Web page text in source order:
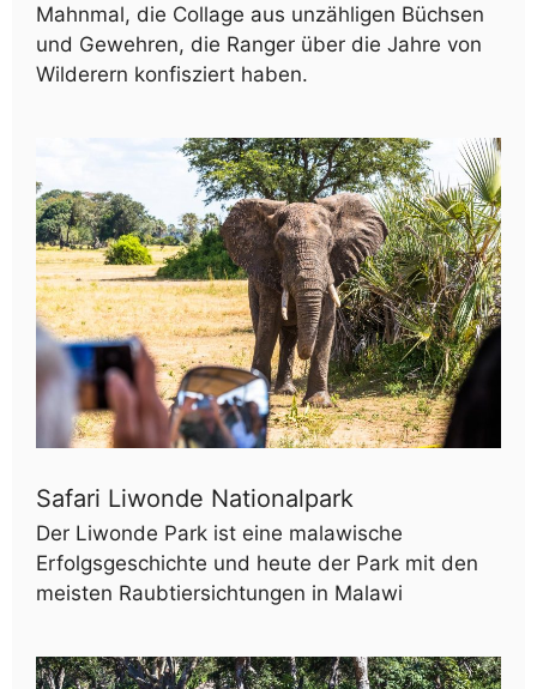
Mahnmal, die Collage aus unzähligen Büchsen
und Gewehren, die Ranger über die Jahre von
Wilderern konfisziert haben.
Safari Liwonde Nationalpark
Der Liwonde Park ist eine malawische
Erfolgsgeschichte und heute der Park mit den
meisten Raubtiersichtungen in Malawi